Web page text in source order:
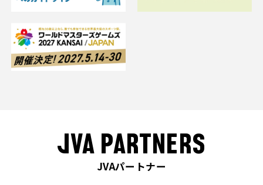
JVA PARTNERS
JVAパートナー